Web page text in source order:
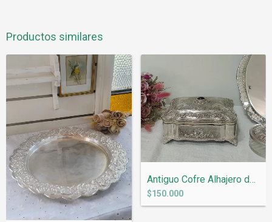
Productos similares
Antiguo Cofre Alhajero de Metal Bañado e...
$150.000